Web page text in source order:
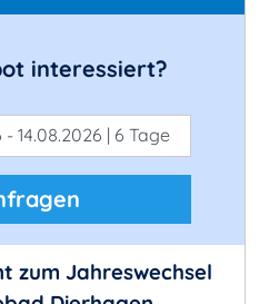
interessiert?
14.08.2026 | 6 Tage
zum Jahreswechsel